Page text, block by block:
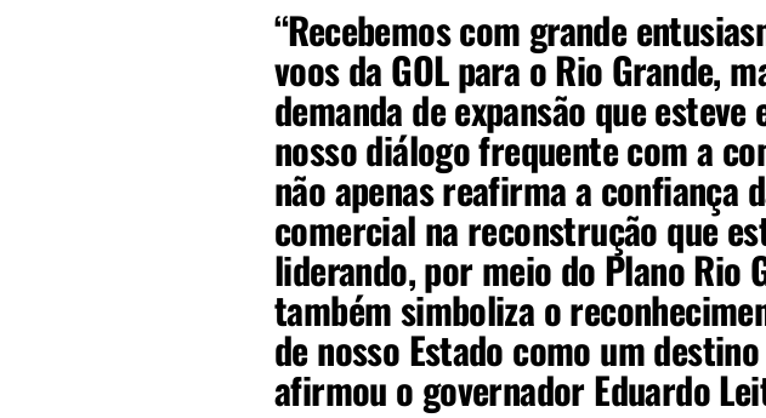
“Recebemos com grande
voos da GOL para o Rio Grande,
demanda de expansão que esteve
nosso diálogo frequente com a
não apenas reafirma a confiança
comercial na reconstrução que
liderando, por meio do Plano Rio
também simboliza o
de nosso Estado como um
afirmou o governador Eduardo